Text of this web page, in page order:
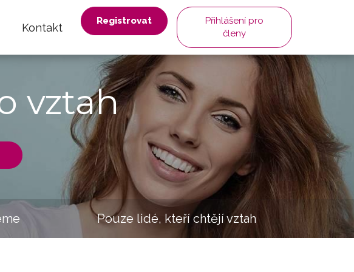
Kontakt
Registrovat
Přihlášení pro
členy
vztah
Pouze lidé, kteří chtějí vztah